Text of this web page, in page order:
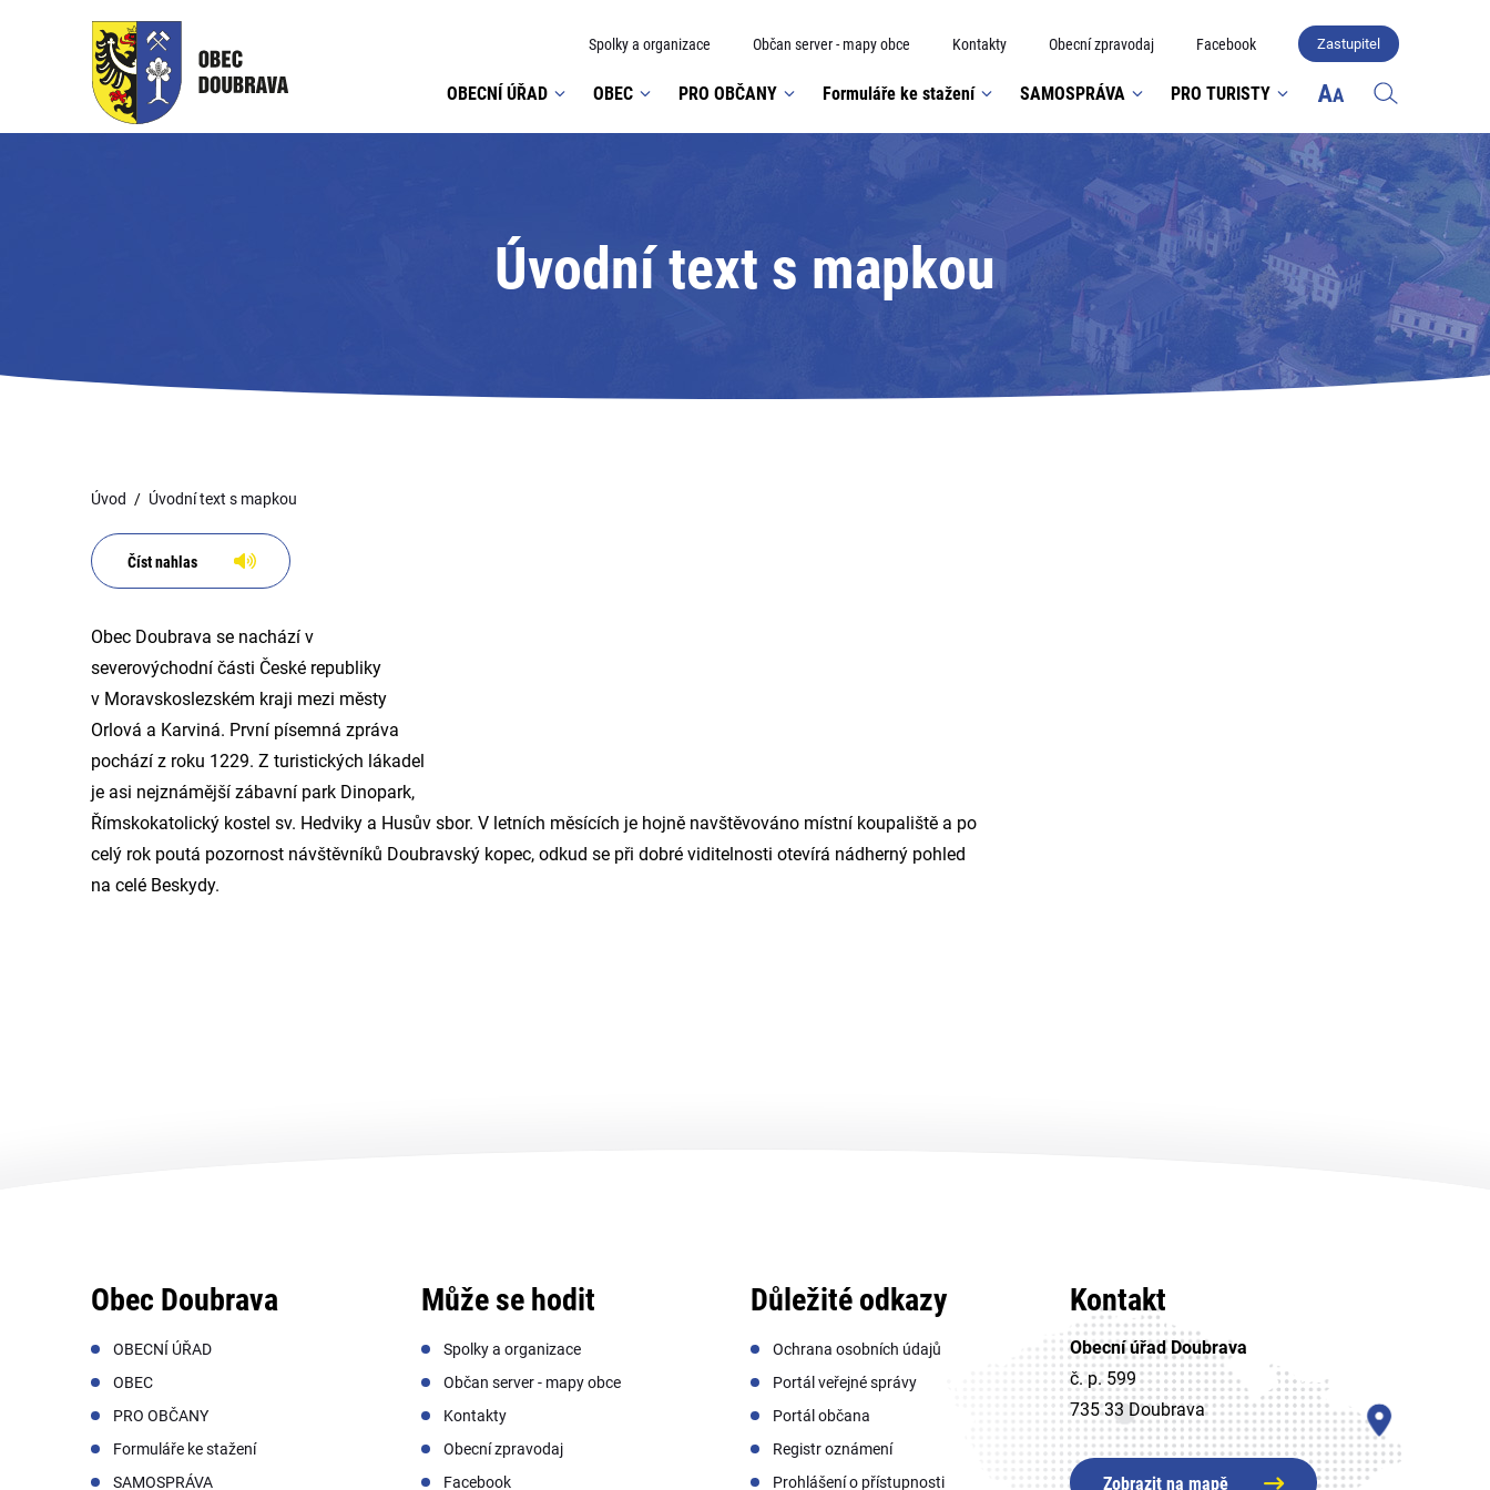
Spolky a organizace Občan server - mapy obce Kontakty Obecní zpravodaj Facebook Zastupitel
OBECNÍ ÚŘAD OBEC PRO OBČANY Formuláře ke stažení SAMOSPRÁVA PRO TURISTY
Úvodní text s mapkou
Úvod Úvodní text s mapkou
Číst nahlas
Obec Doubrava se nachází v
severovýchodní části České republiky
v Moravskoslezském kraji mezi městy
Orlová a Karviná. První písemná zpráva
pochází z roku 1229. Z turistických lákadel
je asi nejznámější zábavní park Dinopark,
Římskokatolický kostel sv. Hedviky a Husův sbor. V letních měsících je hojně navštěvováno místní koupaliště a po
celý rok poutá pozornost návštěvníků Doubravský kopec, odkud se při dobré viditelnosti otevírá nádherný pohled
na celé Beskydy.
Obec Doubrava
OBECNÍ ÚŘAD
OBEC
PRO OBČANY
Formuláře ke stažení
SAMOSPRÁVA
Může se hodit
Spolky a organizace
Občan server - mapy obce
Kontakty
Obecní zpravodaj
Facebook
Důležité odkazy
Ochrana osobních údajů
Portál veřejné správy
Portál občana
Registr oznámení
Prohlášení o přístupnosti
Kontakt
Obecní úřad Doubrava
č. p. 599
735 33 Doubrava
Zobrazit na mapě